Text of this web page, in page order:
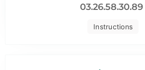
Instructions
03.26.58.30.89